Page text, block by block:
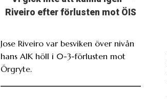
Riveiro efter förlusten mot ÖIS
Jose Riveiro var besviken över nivån
hans AIK höll i 0-3-förlusten mot
Örgryte.